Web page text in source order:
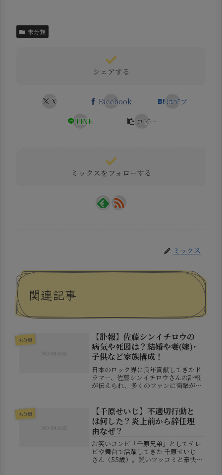
未分類
シェアする
X Facebook
はてブ
LINE
コピー
ミックスをフォローする
ミックス
関連記事
未分類
【訃報】佐藤シンイチロウの
病気や死因は？結婚や妻(嫁)･
子供など家族構成！
日本のロック界に長年貢献してきたド
ラマー、佐藤シンイチロウさんの訃報
が伝えられ、多くのファンに衝撃が広
人物だけに、その死は非常に大きな喪
失と言えるでしょう。本記事では、佐
藤...
未分類
【千原せいじ】不適切行動と
は何した？炎上前から辞任理
由なぜ？
お笑いコンビ「千原兄弟」としてテレ
ビや舞台で活躍してきた 千原せいじ
さん（55歳）。鋭いツッコミと豪快